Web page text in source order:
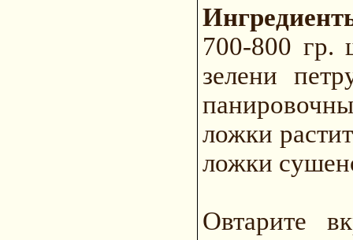
700-800 гр.
зелени
ложки
ложки
Овтарите